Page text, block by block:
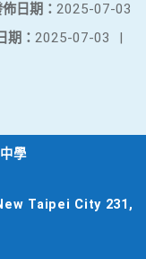
日期： 2025-07-03
期： 2025-07-03 |
學
Taipei City 231,